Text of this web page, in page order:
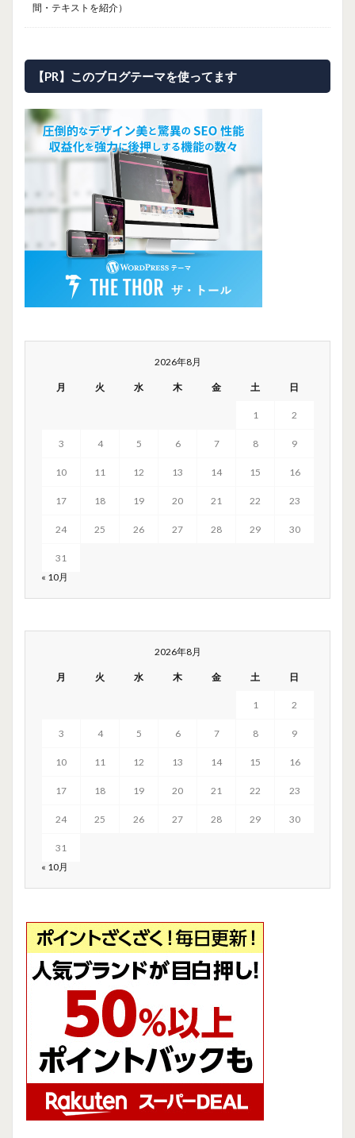
間・テキストを紹介）
【PR】このブログテーマを使ってます
2026年8月
月 火 水 木 金 土 日
1 2
3 4 5 6 7 8 9
10 11 12 13 14 15 16
17 18 19 20 21 22 23
24 25 26 27 28 29 30
31
« 10月
2026年8月
月 火 水 木 金 土 日
1 2
3 4 5 6 7 8 9
10 11 12 13 14 15 16
17 18 19 20 21 22 23
24 25 26 27 28 29 30
31
« 10月